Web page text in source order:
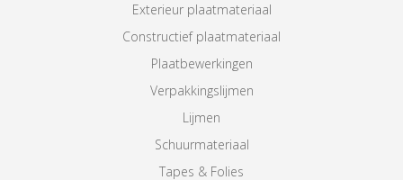
Exterieur plaatmateriaal
Constructief plaatmateriaal
Plaatbewerkingen
Verpakkingslijmen
Lijmen
Schuurmateriaal
Tapes & Folies